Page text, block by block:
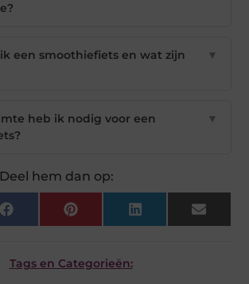
een smoothiefiets en wat zijn
▼
heb ik nodig voor een
▼
hem dan op:
Facebook Pinterest LinkedIn Email
Tags en Categorieën: